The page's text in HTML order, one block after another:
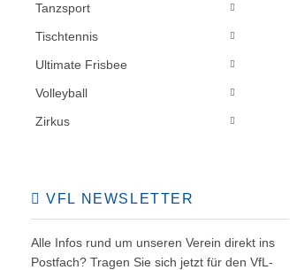
Tanzsport
Tischtennis
Ultimate Frisbee
Volleyball
Zirkus
VFL NEWSLETTER
Alle Infos rund um unseren Verein direkt ins
Postfach? Tragen Sie sich jetzt für den VfL-